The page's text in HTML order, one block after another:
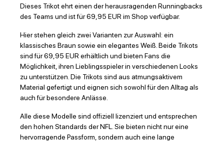
Dieses Trikot ehrt einen der herausragenden Runningbacks
des Teams und ist für 69,95 EUR im Shop verfügbar.
Hier stehen gleich zwei Varianten zur Auswahl: ein
klassisches Braun sowie ein elegantes Weiß. Beide Trikots
sind für 69,95 EUR erhältlich und bieten Fans die
Möglichkeit, ihren Lieblingsspieler in verschiedenen Looks
zu unterstützen. Die Trikots sind aus atmungsaktivem
Material gefertigt und eignen sich sowohl für den Alltag als
auch für besondere Anlässe.
Alle diese Modelle sind offiziell lizenziert und entsprechen
den hohen Standards der NFL. Sie bieten nicht nur eine
hervorragende Passform, sondern auch eine lange